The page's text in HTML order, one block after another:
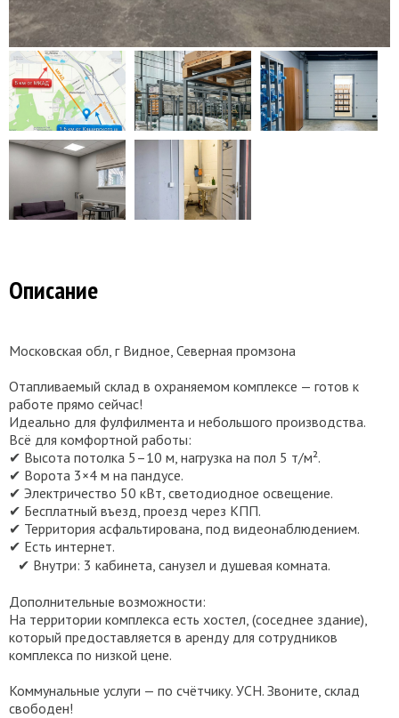
Описание
Московская обл, г Видное, Северная промзона
Отапливаемый склад в охраняемом комплексе — готов к
работе прямо сейчас!
Идеально для фулфилмента и небольшого производства.
Всё для комфортной работы:
✔ Высота потолка 5–10 м, нагрузка на пол 5 т/м².
✔ Ворота 3×4 м на пандусе.
✔ Электричество 50 кВт, светодиодное освещение.
✔ Бесплатный въезд, проезд через КПП.
✔ Территория асфальтирована, под видеонаблюдением.
✔ Есть интернет.
✔ Внутри: 3 кабинета, санузел и душевая комната.
Дополнительные возможности:
На территории комплекса есть хостел, (соседнее здание),
который предоставляется в аренду для сотрудников
комплекса по низкой цене.
Коммунальные услуги — по счётчику. УСН. Звоните, склад
свободен!